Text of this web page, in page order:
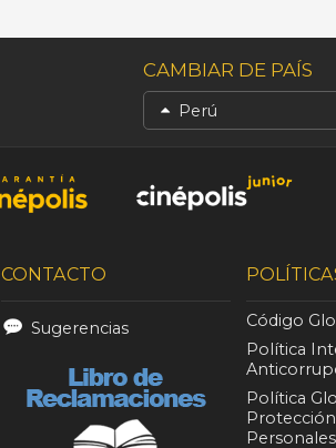
CAMBIAR DE PAÍS
Perú
CONTACTO
Sugerencias
Código
Política
Política
Personales